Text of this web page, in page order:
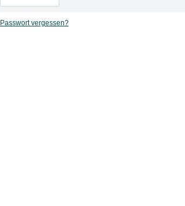
Passwort vergessen?